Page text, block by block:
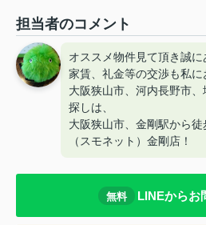
担当者のコメント
オススメ物件見て頂き誠に
家賃、礼金等の交渉も私に
大阪狭山市、河内長野市
探しは、
大阪狭山市、金剛駅から
（スモネット）金剛店！
無料 LINEからお